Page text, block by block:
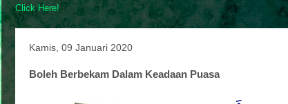
Click Here!
Kamis, 09 Januari 2020
Boleh Berbekam Dalam Keadaan Puasa